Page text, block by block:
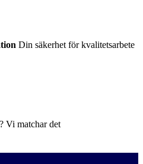
Din säkerhet för kvalitetsarbete
Vi matchar det